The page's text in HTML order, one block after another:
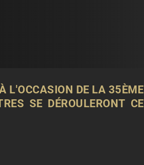
L'OCCASION DE LA 35ÈME
SE DÉROULERONT CE